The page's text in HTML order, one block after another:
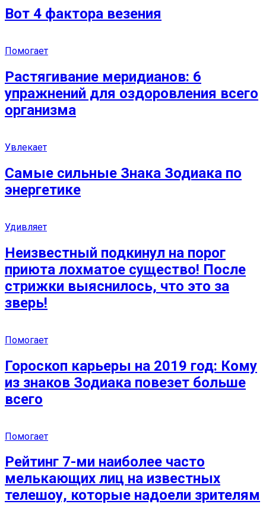
Вот 4 фактора везения
Помогает
Растягивание меридианов: 6
упражнений для оздоровления всего
организма
Увлекает
Самые сильные Знака Зодиака по
энергетике
Удивляет
Неизвестный подкинул на порог
приюта лохматое существо! После
стрижки выяснилось, что это за
зверь!
Помогает
Гороскоп карьеры на 2019 год: Кому
из знаков Зодиака повезет больше
всего
Помогает
Рейтинг 7-ми наиболее часто
мелькающих лиц на известных
телешоу, которые надоели зрителям